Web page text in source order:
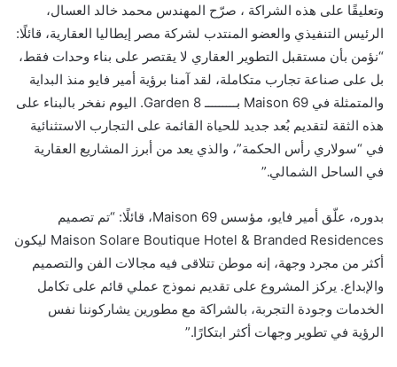
وتعليقًا على هذه الشراكة ، صرّح المهندس محمد خالد العسال،
الرئيس التنفيذي والعضو المنتدب لشركة مصر إيطاليا العقارية، قائلًا:
“نؤمن بأن مستقبل التطوير العقاري لا يقتصر على بناء وحدات فقط،
بل على صناعة تجارب متكاملة، لقد آمنا برؤية أمير فايو منذ البداية
والمتمثلة في Maison 69 بـــــــــ Garden 8. اليوم نفخر بالبناء على
هذه الثقة لتقديم بُعد جديد للحياة القائمة على التجارب الاستثنائية
في “سولاري رأس الحكمة”، والذي يعد من أبرز المشاريع العقارية
في الساحل الشمالي.”
بدوره، علّق أمير فايو، مؤسس Maison 69، قائلًا: “تم تصميم
Maison Solare Boutique Hotel & Branded Residences ليكون
أكثر من مجرد وجهة، إنه موطن تتلاقى فيه مجالات الفن والتصميم
والإبداع. يركز المشروع على تقديم نموذج عملي قائم على تكامل
الخدمات وجودة التجربة، بالشراكة مع مطورين يشاركوننا نفس
الرؤية في تطوير وجهات أكثر ابتكارًا.”